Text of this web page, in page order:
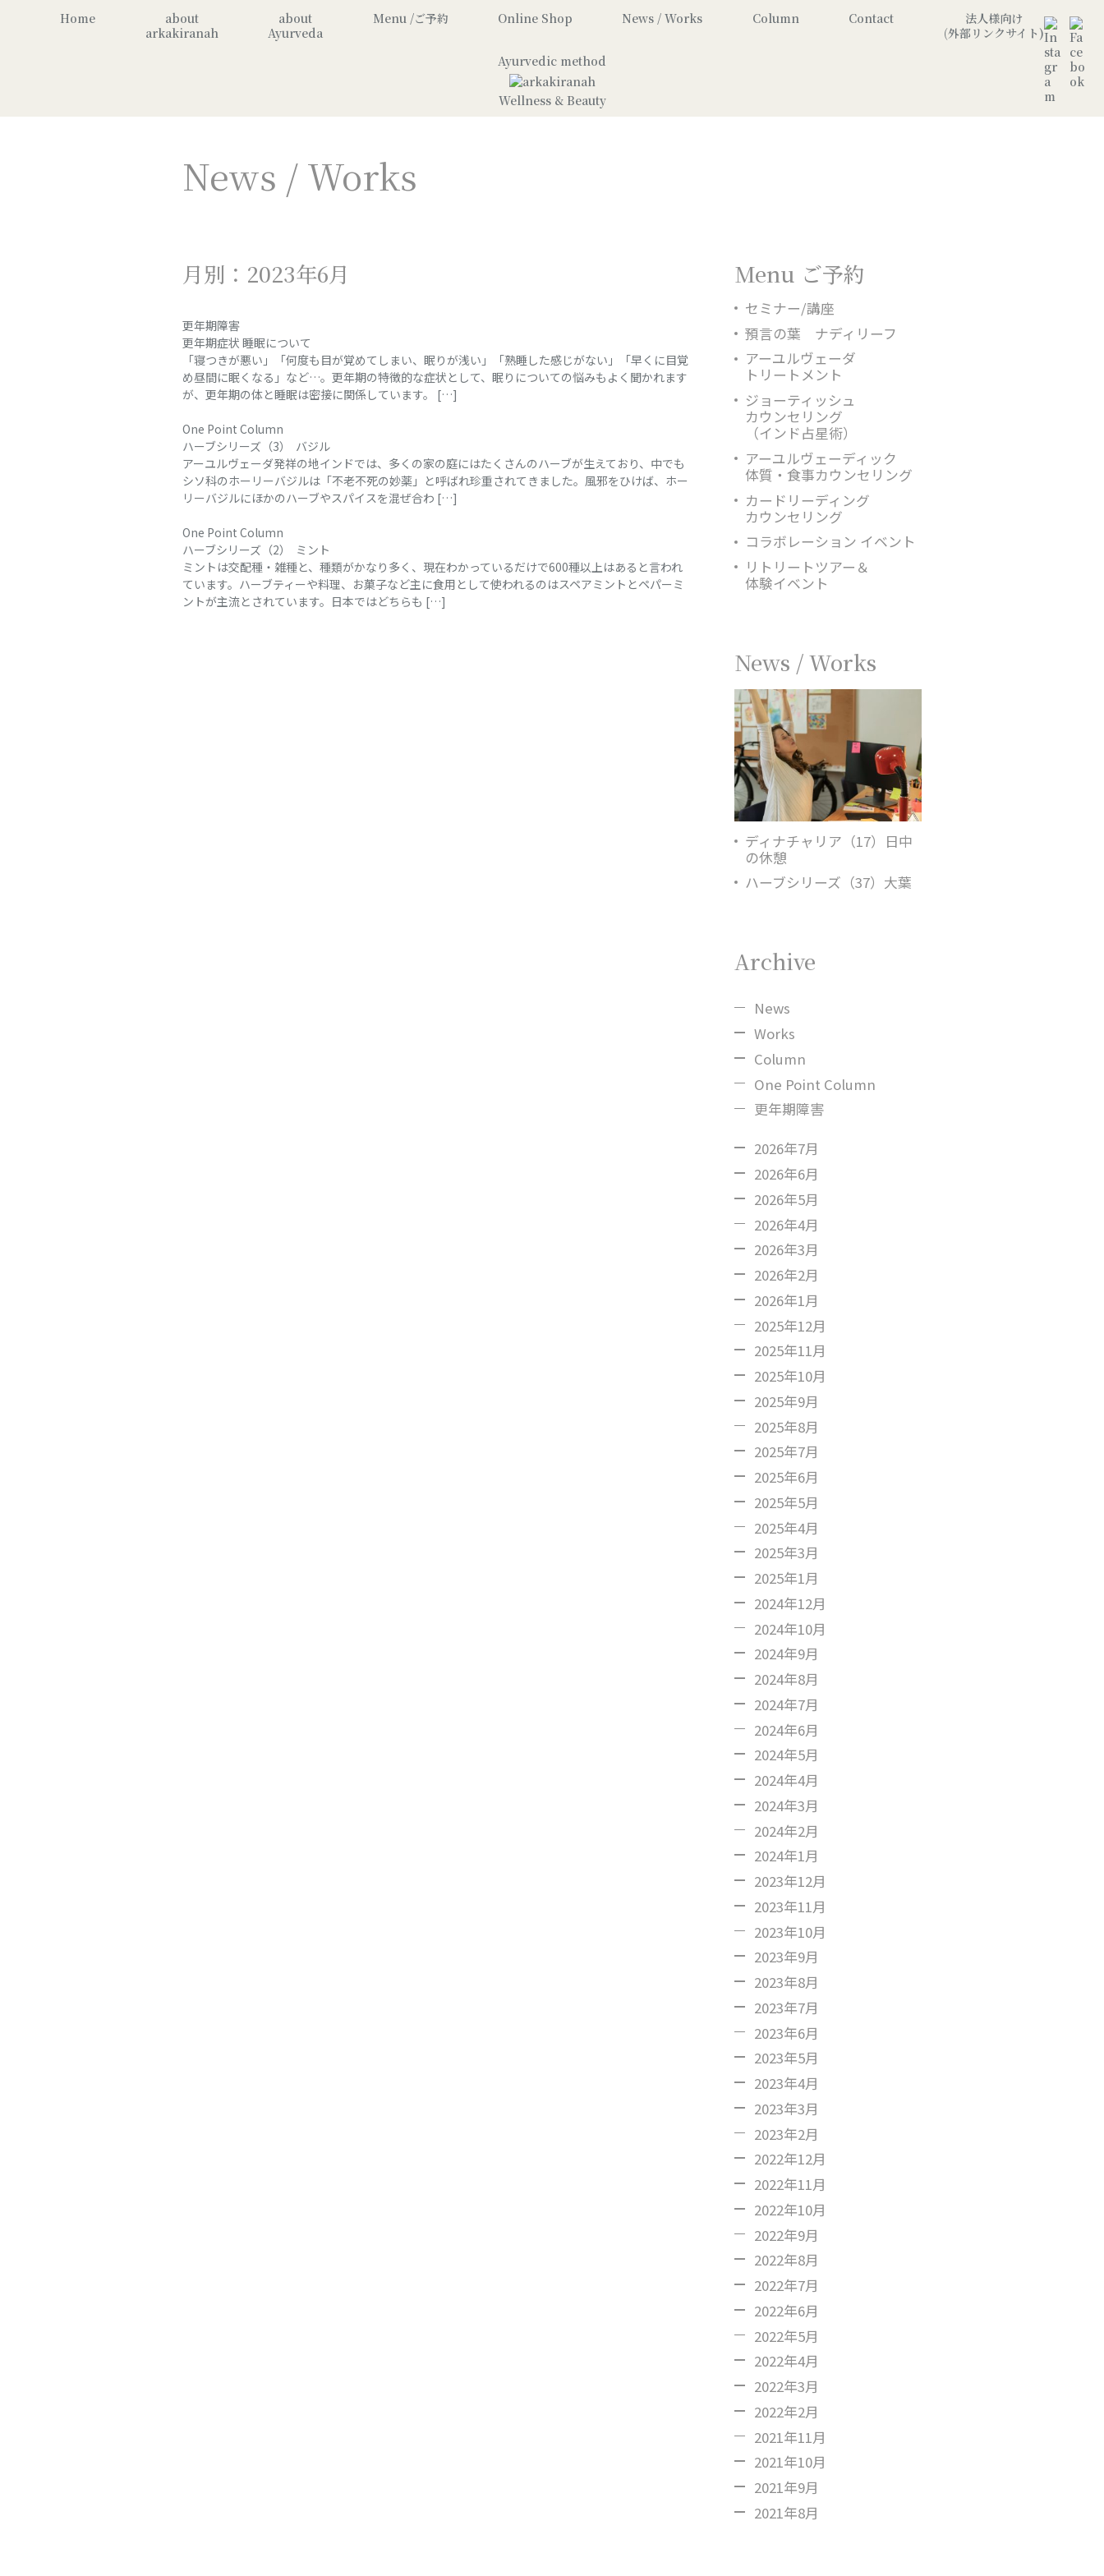
Home
about
arkakiranah
about
Ayurveda
Menu /ご予約 Online Shop News / Works Column Contact
法人様向け
(外部リンクサイト)
Ayurvedic method
Wellness & Beauty
News / Works
月別：2023年6月
更年期障害
更年期症状 睡眠について
「寝つきが悪い」「何度も目が覚めてしまい、眠りが浅い」「熟睡した感じがない」「早くに目覚
め昼間に眠くなる」など…。更年期の特徴的な症状として、眠りについての悩みもよく聞かれます
が、更年期の体と睡眠は密接に関係しています。 […]
One Point Column
ハーブシリーズ（3） バジル
アーユルヴェーダ発祥の地インドでは、多くの家の庭にはたくさんのハーブが生えており、中でも
シソ科のホーリーバジルは「不老不死の妙薬」と呼ばれ珍重されてきました。風邪をひけば、ホー
リーバジルにほかのハーブやスパイスを混ぜ合わ […]
One Point Column
ハーブシリーズ（2） ミント
ミントは交配種・雑種と、種類がかなり多く、現在わかっているだけで600種以上はあると言われ
ています。ハーブティーや料理、お菓子など主に食用として使われるのはスペアミントとペパーミ
ントが主流とされています。日本ではどちらも […]
Menu ご予約
セミナー/講座
預言の葉 ナディリーフ
アーユルヴェーダ
トリートメント
ジョーティッシュ
カウンセリング
（インド占星術）
アーユルヴェーディック
体質・食事カウンセリング
カードリーディング
カウンセリング
コラボレーション イベント
リトリートツアー＆
体験イベント
News / Works
ディナチャリア（17）日中
の休憩
ハーブシリーズ（37）大葉
Archive
News
Works
Column
One Point Column
更年期障害
2026年7月
2026年6月
2026年5月
2026年4月
2026年3月
2026年2月
2026年1月
2025年12月
2025年11月
2025年10月
2025年9月
2025年8月
2025年7月
2025年6月
2025年5月
2025年4月
2025年3月
2025年1月
2024年12月
2024年10月
2024年9月
2024年8月
2024年7月
2024年6月
2024年5月
2024年4月
2024年3月
2024年2月
2024年1月
2023年12月
2023年11月
2023年10月
2023年9月
2023年8月
2023年7月
2023年6月
2023年5月
2023年4月
2023年3月
2023年2月
2022年12月
2022年11月
2022年10月
2022年9月
2022年8月
2022年7月
2022年6月
2022年5月
2022年4月
2022年3月
2022年2月
2021年11月
2021年10月
2021年9月
2021年8月